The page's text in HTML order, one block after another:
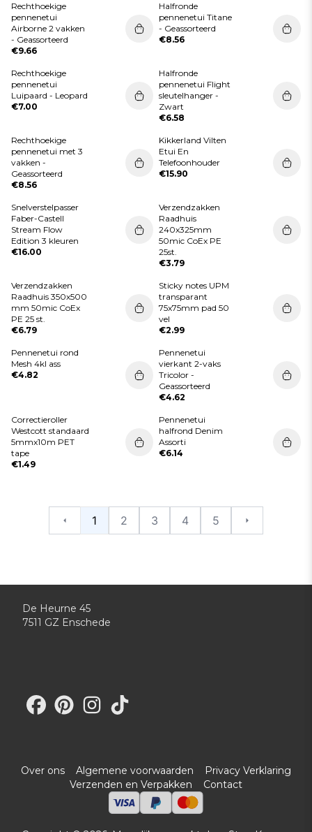
Rechthoekige
pennenetui
Airborne 2 vakken
- Geassorteerd
€9.66
Halfronde
pennenetui Titane
- Geassorteerd
€8.56
Rechthoekige
pennenetui
Luipaard - Leopard
€7.00
Halfronde
pennenetui Flight
sleutelhanger -
Zwart
€6.58
Rechthoekige
pennenetui met 3
vakken -
Geassorteerd
€8.56
Kikkerland Vilten
Etui En
Telefoonhouder
€15.90
Snelverstelpasser
Faber-Castell
Stream Flow
Edition 3 kleuren
€16.00
Verzendzakken
Raadhuis
240x325mm
50mic CoEx PE
25st.
€3.79
Verzendzakken
Raadhuis 350x500
mm 50mic CoEx
PE 25 st.
€6.79
Sticky notes UPM
transparant
75x75mm pad 50
vel
€2.99
Pennenetui rond
Mesh 4kl ass
€4.82
Pennenetui
vierkant 2-vaks
Tricolor -
Geassorteerd
€4.62
Correctieroller
Westcott standaard
5mmx10m PET
tape
€1.49
Pennenetui
halfrond Denim
Assorti
€6.14
Vorige
1 2 3 4 5 Volgende
De Heurne 45
7511 GZ Enschede
Bezoek onze Facebook-pagina
Bezoek onze Pinterest-pagina
Bezoek onze Instagram-pagina
Bezoek ons TikTok-profiel
Over ons Algemene voorwaarden
Privacy Verklaring
Verzenden en Verpakken
Contact